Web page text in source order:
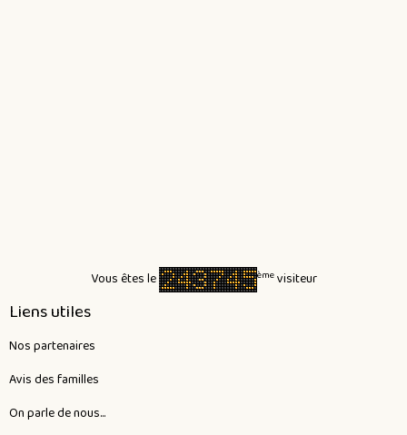
Vous êtes le èmevisiteur
Liens utiles
Nos partenaires
Avis des familles
On parle de nous...